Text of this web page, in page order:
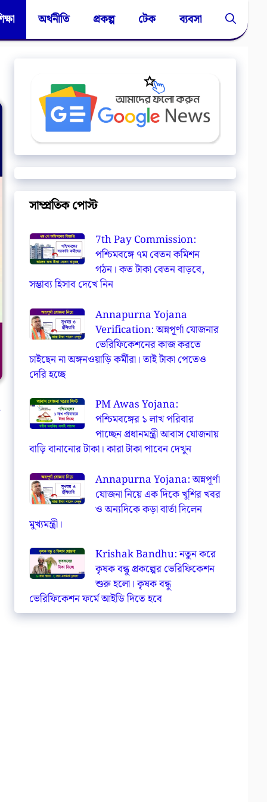
অর্থনীতি প্রকল্প টেক ব্যবসা
সাম্প্রতিক পোস্ট
7th Pay Commission:
পশ্চিমবঙ্গে ৭ম বেতন কমিশন
গঠন। কত টাকা বেতন বাড়বে,
সম্ভাব্য হিসাব দেখে নিন
Annapurna Yojana
Verification: অন্নপূর্ণা যোজনার
ভেরিফিকেশনের কাজ করতে
চাইছেন না অঙ্গনওয়াড়ি কর্মীরা। তাই টাকা পেতেও
দেরি হচ্ছে
PM Awas Yojana:
পশ্চিমবঙ্গের ১ লাখ পরিবার
পাচ্ছেন প্রধানমন্ত্রী আবাস যোজনায়
বাড়ি বানানোর টাকা। কারা টাকা পাবেন দেখুন
Annapurna Yojana: অন্নপূর্ণা
যোজনা নিয়ে এক দিকে খুশির খবর
ও অন্যদিকে কড়া বার্তা দিলেন
মুখ্যমন্ত্রী।
Krishak Bandhu: নতুন করে
কৃষক বন্ধু প্রকল্পের ভেরিফিকেশন
শুরু হলো। কৃষক বন্ধু
ভেরিফিকেশন ফর্মে আইডি দিতে হবে